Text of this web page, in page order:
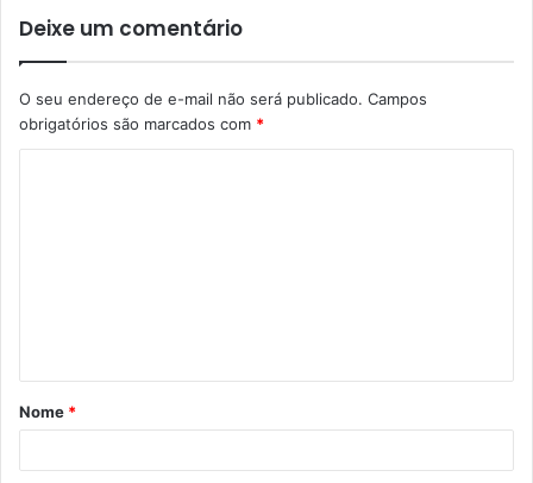
Deixe um comentário
O seu endereço de e-mail não será publicado. Campos
obrigatórios são marcados com *
Nome *